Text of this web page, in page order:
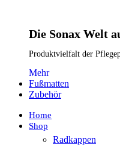
Die Sonax Welt
Produktvielfalt der
Mehr
Fußmatten
Zubehör
Home
Shop
Radkappen